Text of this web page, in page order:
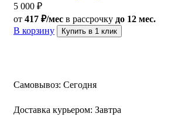
5 000 ₽
от 417 ₽/мес в рассрочку до 12 мес.
В корзину
Купить в 1 клик
Самовывоз: Сегодня
Доставка курьером: Завтра